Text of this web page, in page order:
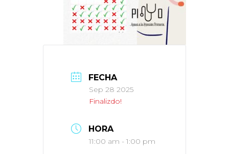
FECHA
Sep 28 2025
Finalizdo!
HORA
11:00 am - 1:00 pm